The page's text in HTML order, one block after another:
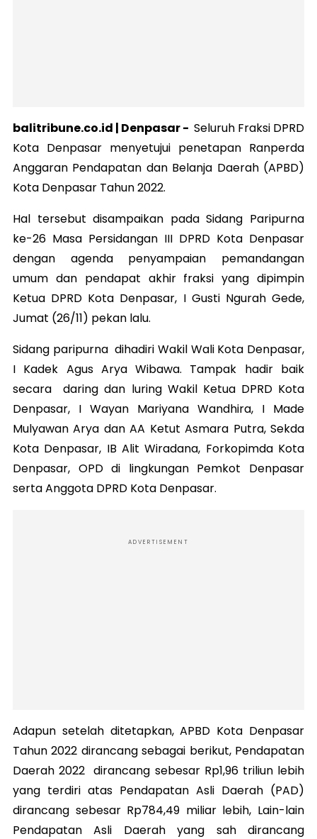
balitribune.co.id | Denpasar- Seluruh Fraksi DPRD
Kota Denpasar menyetujui penetapan Ranperda
Anggaran Pendapatan dan Belanja Daerah (APBD)
Kota Denpasar Tahun 2022.
Hal tersebut disampaikan pada Sidang Paripurna
ke-26 Masa Persidangan III DPRD Kota Denpasar
dengan agenda penyampaian pemandangan
umum dan pendapat akhir fraksi yang dipimpin
Ketua DPRD Kota Denpasar, I Gusti Ngurah Gede,
Jumat (26/11) pekan lalu.
Sidang paripurna dihadiri Wakil Wali Kota Denpasar,
I Kadek Agus Arya Wibawa. Tampak hadir baik
secara daring dan luring Wakil Ketua DPRD Kota
Denpasar, I Wayan Mariyana Wandhira, I Made
Mulyawan Arya dan AA Ketut Asmara Putra, Sekda
Kota Denpasar, IB Alit Wiradana, Forkopimda Kota
Denpasar, OPD di lingkungan Pemkot Denpasar
serta Anggota DPRD Kota Denpasar.
ADVERTISEMENT
Adapun setelah ditetapkan, APBD Kota Denpasar
Tahun 2022 dirancang sebagai berikut, Pendapatan
Daerah 2022 dirancang sebesar Rp1,96 triliun lebih
yang terdiri atas Pendapatan Asli Daerah (PAD)
dirancang sebesar Rp784,49 miliar lebih, Lain-lain
Pendapatan Asli Daerah yang sah dirancang